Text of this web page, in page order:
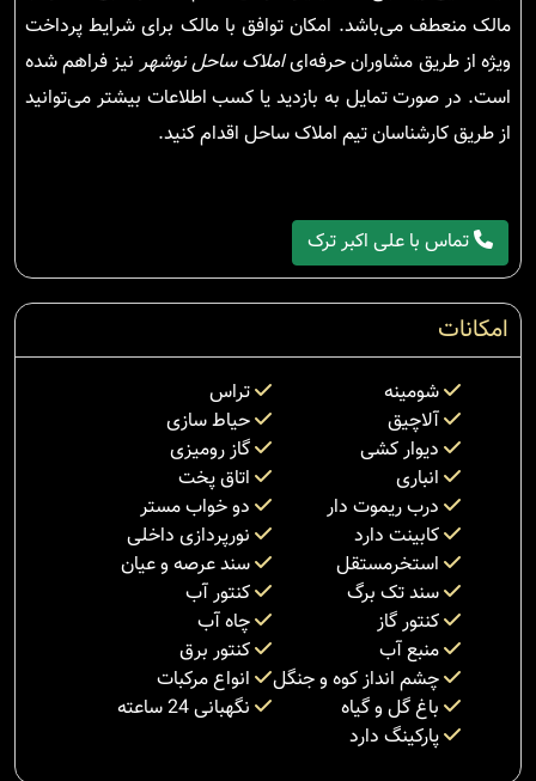
مالک منعطف می‌باشد. امکان توافق با مالک برای شرایط پرداخت
ویژه از طریق مشاوران حرفه‌ایاملاک ساحل نوشهرنیز فراهم شده
است. در صورت تمایل به بازدید یا کسب اطلاعات بیشتر می‌توانید
از طریق کارشناسان تیم املاک ساحل اقدام کنید.
تماس با علی اکبر ترک
امکانات
شومینه
تراس
آلاچیق
حیاط سازی
دیوار کشی
گاز رومیزی
انباری
اتاق پخت
درب ریموت دار
دو خواب مستر
کابینت دارد
نورپردازی داخلی
استخرمستقل
سند عرصه و عیان
سند تک برگ
کنتور آب
کنتور گاز
چاه آب
منبع آب
کنتور برق
چشم انداز کوه و جنگل
انواع مرکبات
باغ گل و گیاه
نگهبانی 24 ساعته
پارکینگ دارد